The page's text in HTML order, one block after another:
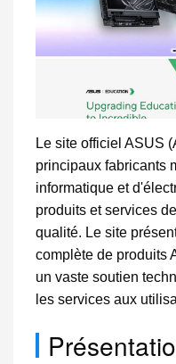
Le site officiel ASUS
principaux fabricants
informatique et
produits et services
qualité. Le site
complète de produits
un vaste soutien
les services aux